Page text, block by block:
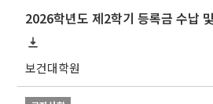
보건대학원